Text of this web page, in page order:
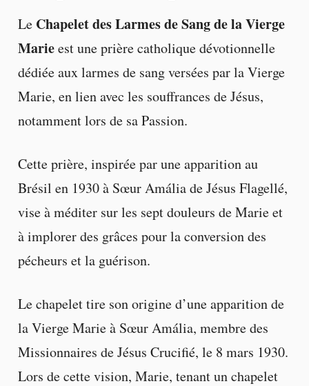
Le Chapelet des Larmes de Sang de la Vierge
Marieest une prière catholique dévotionnelle
dédiée aux larmes de sang versées par la Vierge
Marie, en lien avec les souffrances de Jésus,
notamment lors de sa Passion.
Cette prière, inspirée par une apparition au
Brésil en 1930 à Sœur Amália de Jésus Flagellé,
vise à méditer sur les sept douleurs de Marie et
à implorer des grâces pour la conversion des
pécheurs et la guérison.
Le chapelet tire son origine d’une apparition de
la Vierge Marie à Sœur Amália, membre des
Missionnaires de Jésus Crucifié, le 8 mars 1930.
Lors de cette vision, Marie, tenant un chapelet